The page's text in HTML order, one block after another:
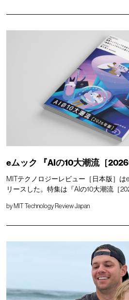
eムック 『AIの10大潮流［
MITテクノロジーレビュー［日本版］はe
リースした。特集は『AIの10大潮流［
by MIT Technology Review Japan